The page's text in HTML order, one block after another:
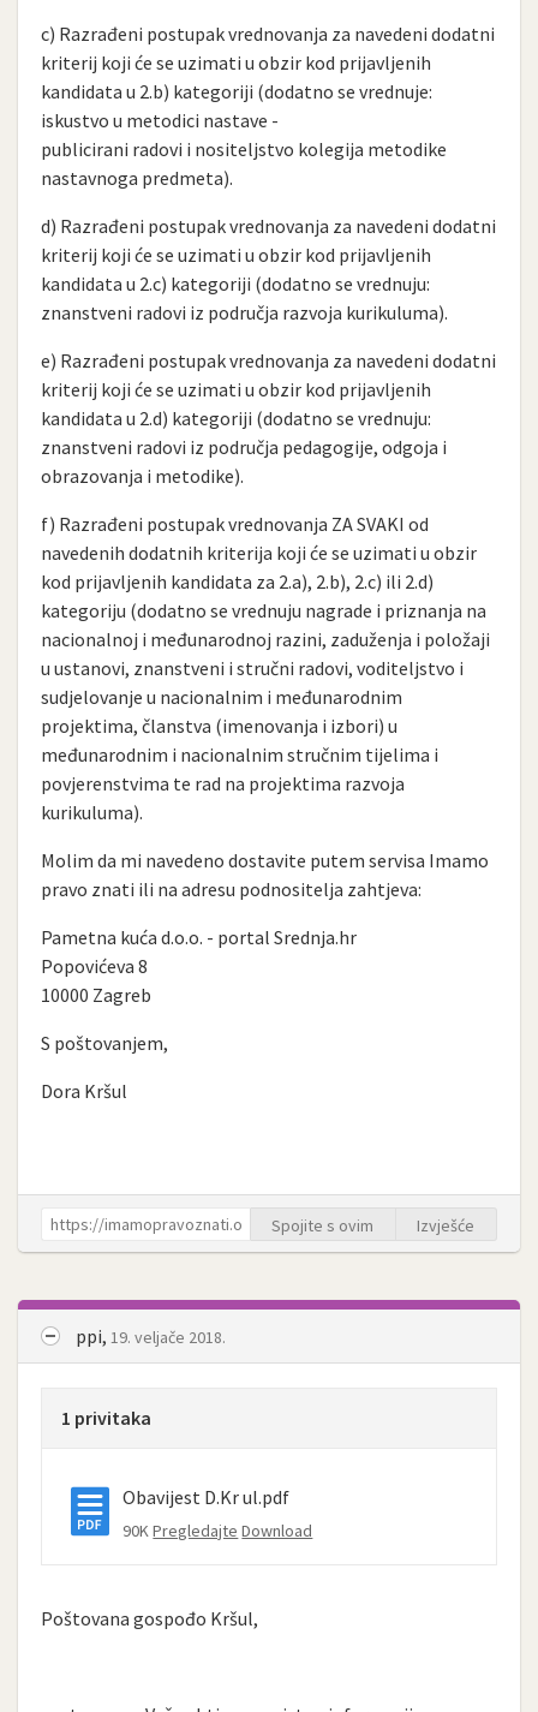
c) Razrađeni postupak vrednovanja za navedeni dodatni
kriterij koji će se uzimati u obzir kod prijavljenih
kandidata u 2.b) kategoriji (dodatno se vrednuje:
iskustvo u metodici nastave -
publicirani radovi i nositeljstvo kolegija metodike
nastavnoga predmeta).
d) Razrađeni postupak vrednovanja za navedeni dodatni
kriterij koji će se uzimati u obzir kod prijavljenih
kandidata u 2.c) kategoriji (dodatno se vrednuju:
znanstveni radovi iz područja razvoja kurikuluma).
e) Razrađeni postupak vrednovanja za navedeni dodatni
kriterij koji će se uzimati u obzir kod prijavljenih
kandidata u 2.d) kategoriji (dodatno se vrednuju:
znanstveni radovi iz područja pedagogije, odgoja i
obrazovanja i metodike).
f) Razrađeni postupak vrednovanja ZA SVAKI od
navedenih dodatnih kriterija koji će se uzimati u obzir
kod prijavljenih kandidata za 2.a), 2.b), 2.c) ili 2.d)
kategoriju (dodatno se vrednuju nagrade i priznanja na
nacionalnoj i međunarodnoj razini, zaduženja i položaji
u ustanovi, znanstveni i stručni radovi, voditeljstvo i
sudjelovanje u nacionalnim i međunarodnim
projektima, članstva (imenovanja i izbori) u
međunarodnim i nacionalnim stručnim tijelima i
povjerenstvima te rad na projektima razvoja
kurikuluma).
Molim da mi navedeno dostavite putem servisa Imamo
pravo znati ili na adresu podnositelja zahtjeva:
Pametna kuća d.o.o. - portal Srednja.hr
Popovićeva 8
10000 Zagreb
S poštovanjem,
Dora Kršul
Spojite s ovim Izvješće
ppi, 19. veljače 2018.
1 privitaka
Obavijest D.Kr ul.pdf
90KPregledajte Download
Poštovana gospođo Kršul,